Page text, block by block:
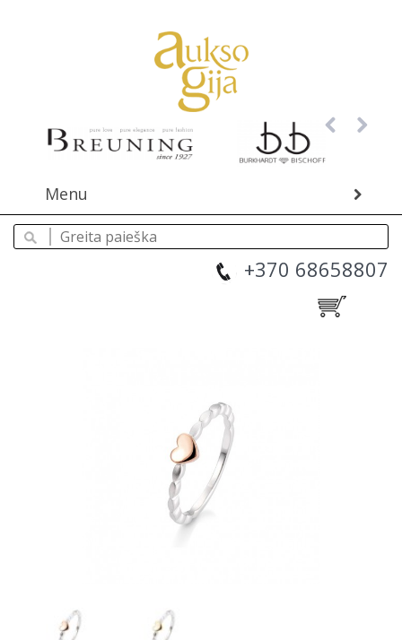
Menu
+370 68658807